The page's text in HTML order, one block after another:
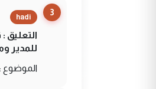
3
hadi
التعليق
للمدير
الموضوع :